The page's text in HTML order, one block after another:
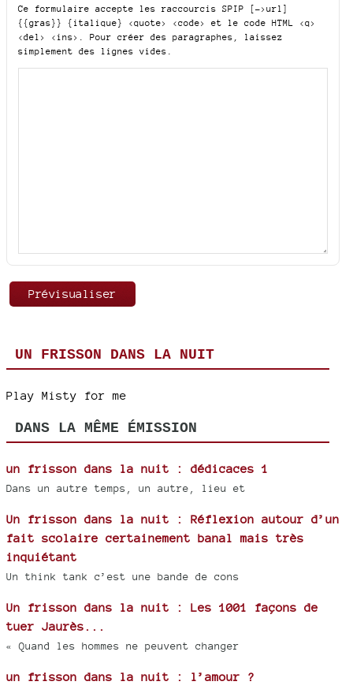
Ce formulaire accepte les raccourcis SPIP
[->url]
{{gras}} {italique} <quote> <code>
et le code HTML <q>
<del> <ins>
. Pour créer des paragraphes, laissez
simplement des lignes vides.
UN FRISSON DANS LA NUIT
Play Misty for me
DANS LA MÊME ÉMISSION
un frisson dans la nuit : dédicaces 1
Dans un autre temps, un autre, lieu et
Un frisson dans la nuit : Réflexion autour d’un
fait scolaire certainement banal mais très
inquiétant
Un think tank c’est une bande de cons
Un frisson dans la nuit : Les 1001 façons de
tuer Jaurès...
« Quand les hommes ne peuvent changer
un frisson dans la nuit : l’amour ?